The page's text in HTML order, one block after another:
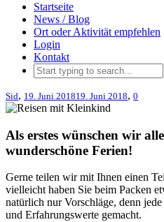
Startseite
News / Blog
Ort oder Aktivität empfehlen
Login
Kontakt
Sid, 19. Juni 201819. Juni 2018, 0
Als erstes wünschen wir
wunderschöne Ferien!
Gerne teilen wir mit Ihnen einen
vielleicht haben Sie beim Packen
natürlich nur Vorschläge, denn
und Erfahrungswerte gemacht.